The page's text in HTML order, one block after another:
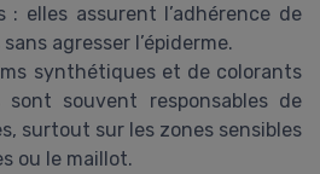
: elles assurent l’adhérence de
agresser l’épiderme.
synthétiques et de colorants
sont souvent responsables de
surtout sur les zones sensibles
ou le maillot.